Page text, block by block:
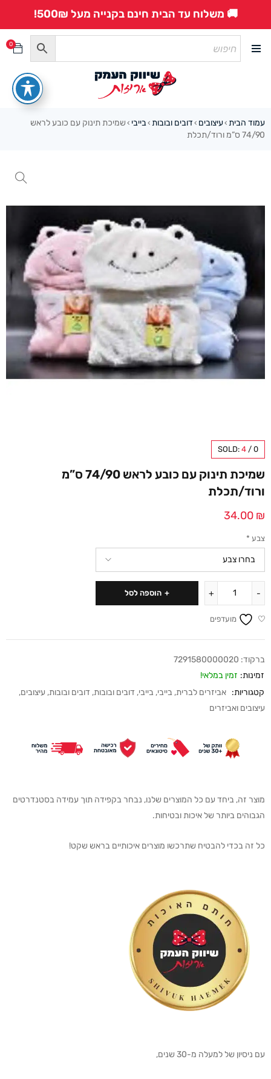
🚚 משלוח עד הבית חינם בקנייה מעל 500₪!
0
עמוד הבית ›עיצובים ›דובים ובובות ›בייבי › שמיכת תינוק עם כובע לראש
74/90 ס”מ ורוד/תכלת
SOLD: 4 / 0
שמיכת תינוק עם כובע לראש 74/90 ס”מ
ורוד/תכלת
34.00 ₪
צבע *
הוספה לסל
מועדפים
ברקוד: 7291580000020
זמינות: זמין במלאי!
קטגוריות: אביזרים לברית, בייבי, בייבי, דובים ובובות, דובים ובובות, עיצובים,
עיצובים ואביזרים
מוצר זה, ביחד עם כל המוצרים שלנו, נבחר בקפידה תוך עמידה בסטנדרטים
הגבוהים ביותר של איכות ובטיחות.
כל זה בכדי להבטיח שתרכשו מוצרים איכותיים בראש שקט!
עם ניסיון של למעלה מ-30 שנים,